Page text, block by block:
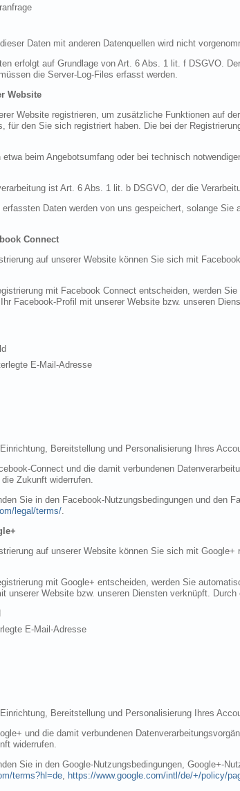
Daten mit anderen Datenquellen wird nicht
erfolgt auf Grundlage von Art. 6 Abs. 1 lit. f DSGVO.
die Server-Log-Files erfasst werden.
Website
Website registrieren, um zusätzliche Funktionen auf
für den Sie sich registriert haben. Die bei der
etwa beim Angebotsumfang oder bei technisch
ist Art. 6 Abs. 1 lit. b DSGVO, der die
erfassten Daten werden von uns gespeichert, solange
Connect
auf unserer Website können Sie sich mit
mit Facebook Connect entscheiden, werden
Facebook-Profil mit unserer Website bzw. unseren
E-Mail-Adresse
Bereitstellung und Personalisierung Ihres
Connect und die damit verbundenen
Zukunft widerrufen.
Sie in den Facebook-Nutzungsbedingungen und den
legal/terms/.
auf unserer Website können Sie sich mit
mit Google+ entscheiden, werden Sie
unserer Website bzw. unseren Diensten verknüpft.
E-Mail-Adresse
Bereitstellung und Personalisierung Ihres
und die damit verbundenen
widerrufen.
Sie in den Google-Nutzungsbedingungen, Google+-
terms?hl=de, https://www.google.com/intl/de/+/policy/